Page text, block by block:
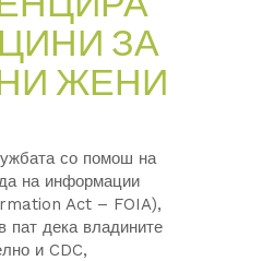
ЗА
ЖЕНИ
со помош на
на информации
Act – FOIA),
пат дека владините
и CDC,